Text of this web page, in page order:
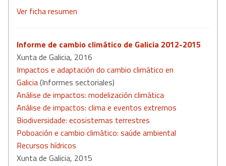
Ver ficha resumen
Informe de cambio climático de Galicia 2012-2015
Xunta de Galicia, 2016
Impactos e adaptación do cambio climático en
Galicia(Informes sectoriales)
Análise de impactos: modelización climática
Análise de impactos: clima e eventos extremos
Biodiversidade: ecosistemas terrestres
Poboación e cambio climático: saúde ambiental
Recursos hídricos
Xunta de Galicia, 2015